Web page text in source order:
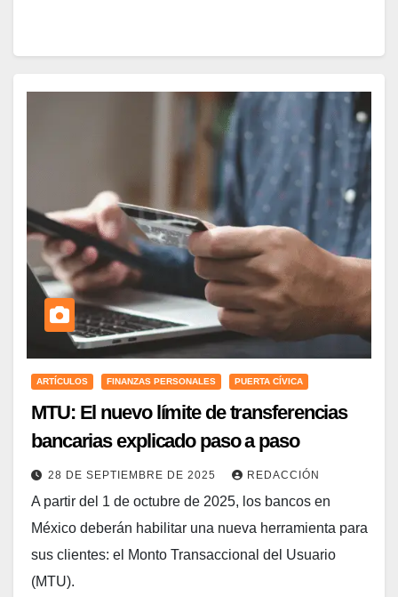
ARTÍCULOS FINANZAS PERSONALES PUERTA CÍVICA
MTU: El nuevo límite de transferencias
bancarias explicado paso a paso
28 DE SEPTIEMBRE DE 2025 REDACCIÓN
A partir del 1 de octubre de 2025, los bancos en
México deberán habilitar una nueva herramienta para
sus clientes: el Monto Transaccional del Usuario
(MTU).